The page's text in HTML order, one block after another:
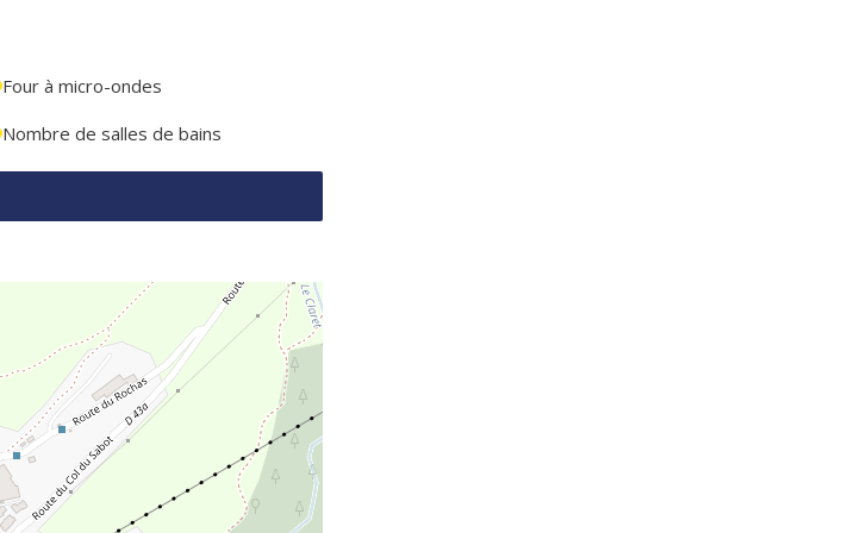
Four à micro-ondes
Nombre de salles de bains